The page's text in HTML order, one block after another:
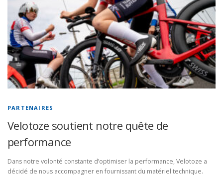
PARTENAIRES
Velotoze soutient notre quête de
performance
Dans notre volonté constante d’optimiser la performance, Velotoze a
décidé de nous accompagner en fournissant du matériel technique.